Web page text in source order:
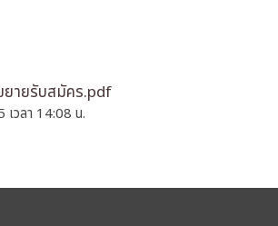
ยายรับสมัคร.pdf
วลา 14:08 น.